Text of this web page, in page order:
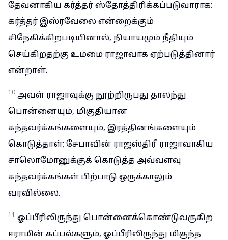
தேவனாகிய கர்த்தர் ஸ்தோத்திரிக்கப்படுவாராக:
கர்த்தர் இஸ்ரவேலை என்றைக்கும்
சிநேகிக்கிறபடியினால், நியாயமும் நீதியும்
செய்கிறதற்கு உம்மை ராஜாவாக ஏற்படுத்தினார்
என்றாள்.
10 அவள் ராஜாவுக்கு நூற்றிருபது தாலந்து
பொன்னையும், மிகுதியான
கந்தவர்க்கங்களையும், இரத்தினங்களையும்
கொடுத்தாள்; சேபாவின் ராஜஸ்திரீ ராஜாவாகிய
சாலொமோனுக்குக் கொடுத்த அவ்வளவு
கந்தவர்க்கங்கள் பிற்பாடு ஒருக்காலும்
வரவில்லை.
11 ஓப்பீரிலிருந்து பொன்னைக்கொண்டுவருகிற
ஈராமின் கப்பல்களும், ஓப்பீரிலிருந்து மிகுந்த